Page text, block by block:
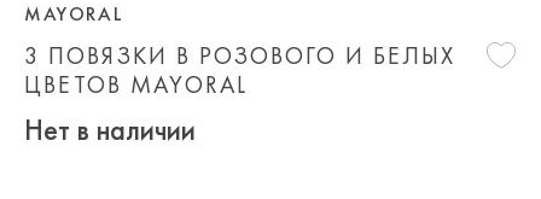
3 ПОВЯЗКИ В РОЗОВОГО И БЕЛЫХ
ЦВЕТОВ MAYORAL
MAYORAL
Нет в наличии